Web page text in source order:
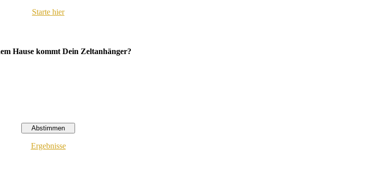
Starte hier
Hause kommt Dein Zeltanhänger?
Ergebnisse